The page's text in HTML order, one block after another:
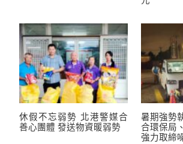
休假不忘弱勢 北港警媒合
善心團體 發送物資暖弱勢
暑期強勢
合環保局
強力取締